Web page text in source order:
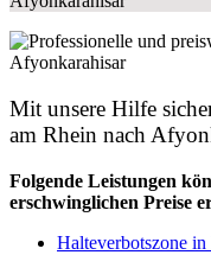
Mit unsere Hilfe
am Rhein nach
Folgende Leistungen
erschwinglichen Preise
Halteverbotszone